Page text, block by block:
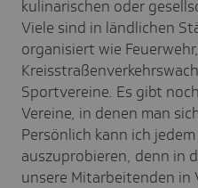
kulinarischen oder
Viele sind in ländlichen
organisiert wie
Sportvereine. Es gibt
Vereine, in denen man
Persönlich kann ich
auszuprobieren, denn in
unsere Mitarbeitenden in